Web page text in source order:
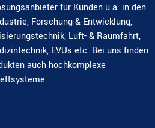
für Kunden u.a. in den
Forschung & Entwicklung,
Luft- & Raumfahrt,
EVUs etc. Bei uns finden
auch hochkomplexe